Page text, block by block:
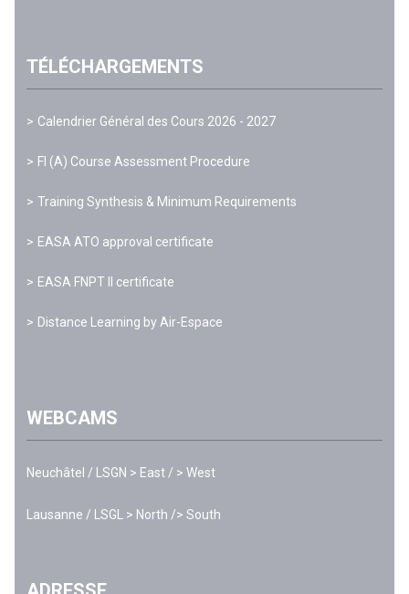
TÉLÉCHARGEMENTS
Calendrier Général des Cours 2026 - 2027
FI (A) Course Assessment Procedure
Training Synthesis & Minimum Requirements
EASA ATO approval certificate
EASA FNPT II certificate
Distance Learning by Air-Espace
WEBCAMS
Neuchâtel / LSGN > East / > West
Lausanne / LSGL > North /> South